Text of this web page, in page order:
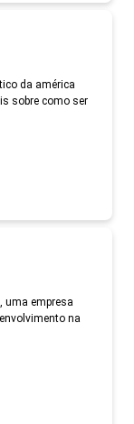
da américa
sobre como ser
uma empresa
na